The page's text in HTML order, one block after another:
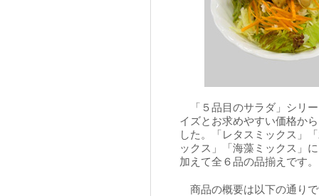
「５品目のサラダ」シリ
イズとお求めやすい価格か
した。「レタスミックス」
ックス」「海藻ミックス」
加えて全６品の品揃えです。
商品の概要は以下の通り